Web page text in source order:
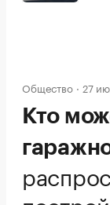
Общество 27
Кто